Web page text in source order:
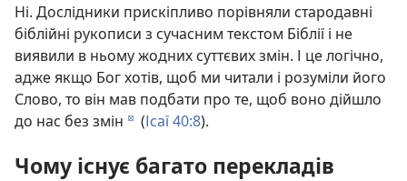
Ні. Дослідники прискіпливо порівняли стародавні
біблійні рукописи з сучасним текстом Біблії і не
виявили в ньому жодних суттєвих змін. І це логічно,
адже якщо Бог хотів, щоб ми читали і розуміли його
Слово, то він мав подбати про те, щоб воно дійшло
до нас без змін d (Ісаї 40:8).
Чому існує багато перекладів